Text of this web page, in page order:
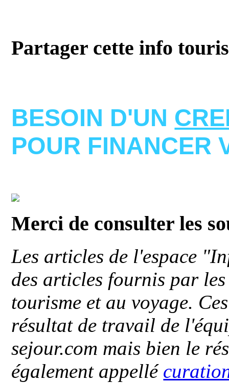
Partager cette info
BESOIN D'UN
POUR FINANCER
Merci de consulter les
Les articles de l'espace
des articles fournis par
tourisme et au voyage.
résultat de travail de
sejour.com mais bien le
également appellé